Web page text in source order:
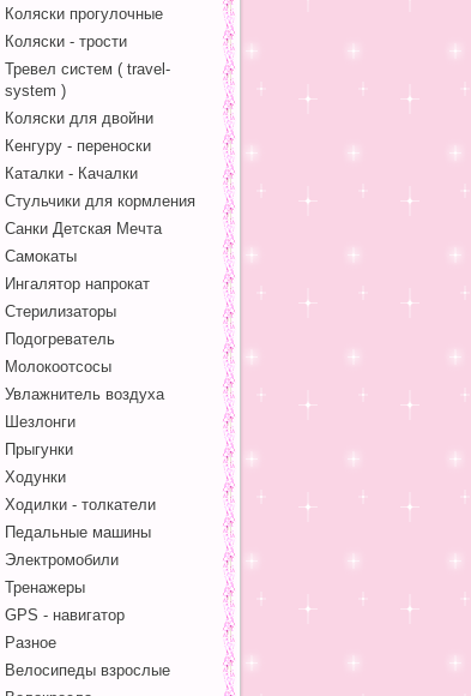
Коляски прогулочные
Коляски - трости
Тревел систем ( travel-
system )
Коляски для двойни
Кенгуру - переноски
Каталки - Качалки
Стульчики для кормления
Санки Детская Мечта
Самокаты
Ингалятор напрокат
Стерилизаторы
Подогреватель
Молокоотсосы
Увлажнитель воздуха
Шезлонги
Прыгунки
Ходунки
Ходилки - толкатели
Педальные машины
Электромобили
Тренажеры
GPS - навигатор
Разное
Велосипеды взрослые